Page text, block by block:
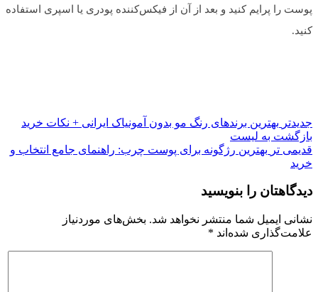
پوست را پرایم کنید و بعد از آن از فیکس‌کننده پودری یا اسپری استفاده
کنید.
جدیدتر بهترین برندهای رنگ مو بدون آمونیاک ایرانی + نکات خرید
بازگشت به لیست
قدیمی تر بهترین رژگونه برای پوست چرب: راهنمای جامع انتخاب و
خرید
دیدگاهتان را بنویسید
نشانی ایمیل شما منتشر نخواهد شد. بخش‌های موردنیاز
علامت‌گذاری شده‌اند *